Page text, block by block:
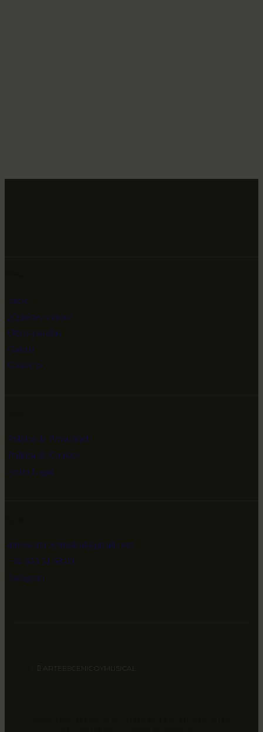
Inicio
¿Quiénes somos?
Obras pasadas
Galería
Contacto
Política de Privacidad
Política de Cookies
Aviso Legal
arteescenicoymusical@gmail.com
+34 653 51 68 40
Instagram
ARTEESCENICOYMUSICAL